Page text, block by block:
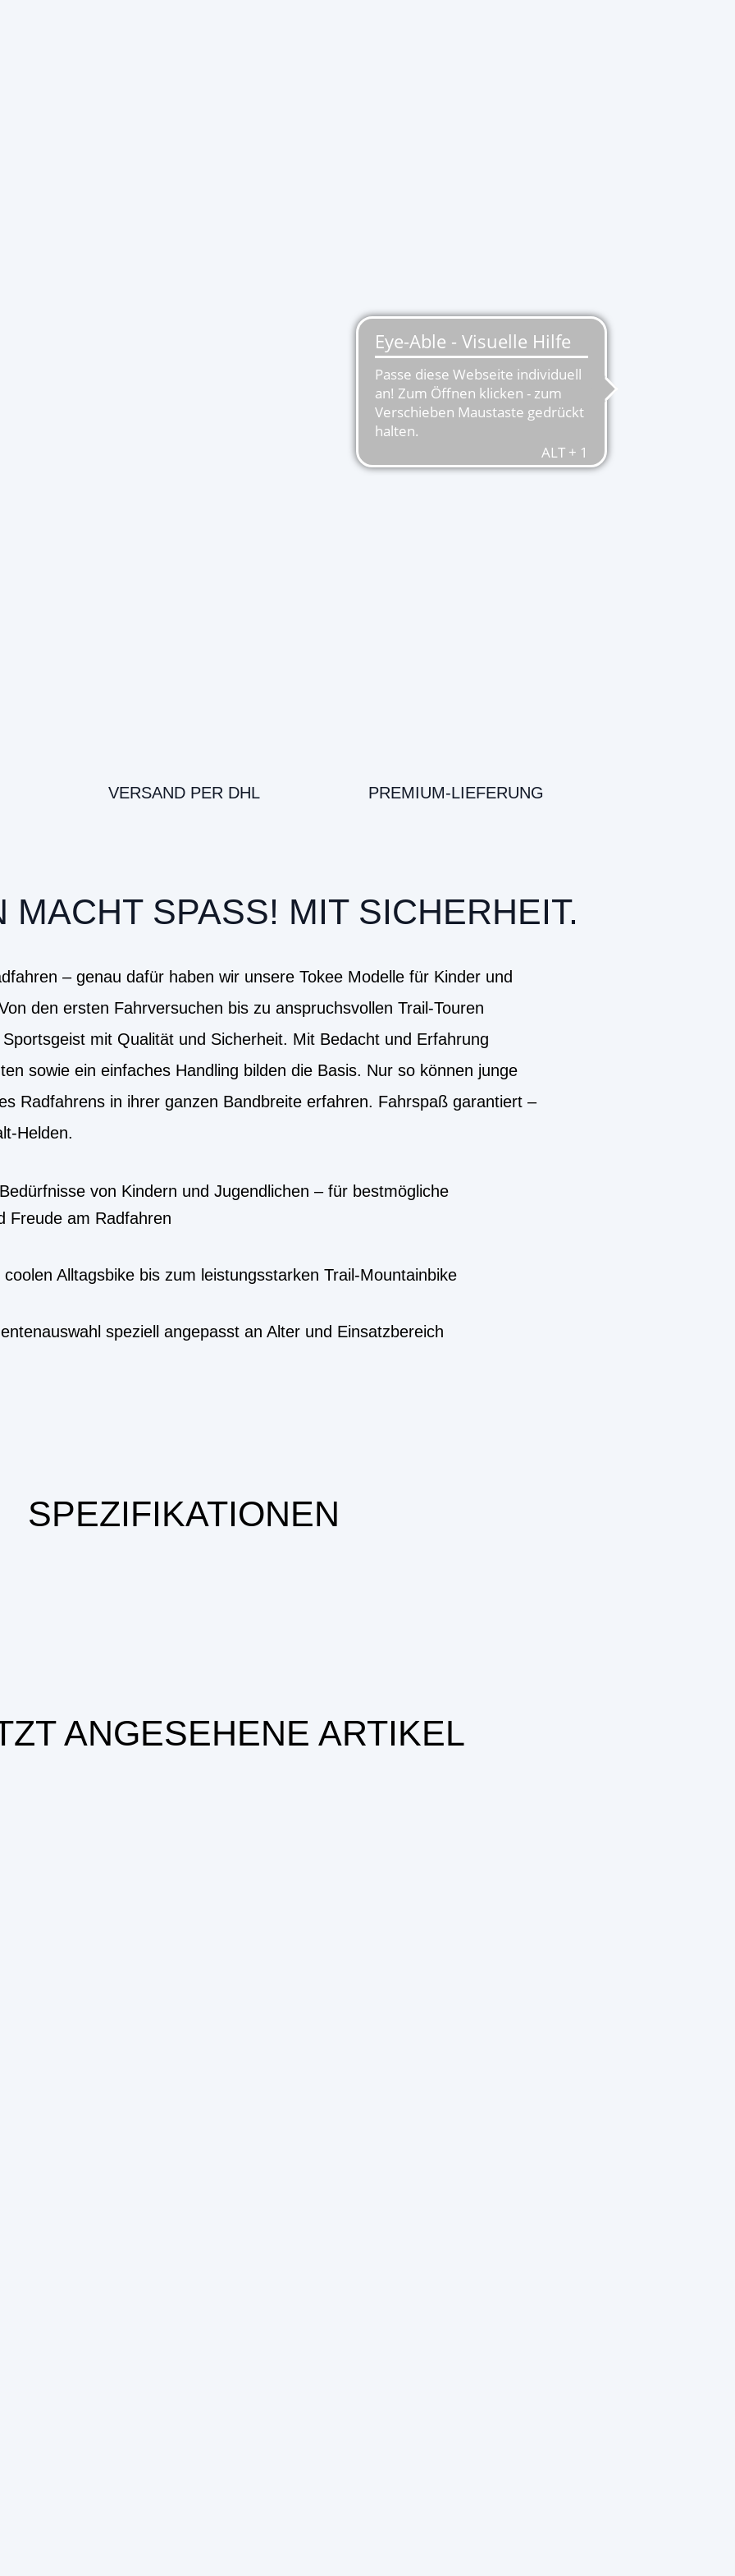
VERSAND PER DHL PREMIUM-LIEFERUNG
MACHT SPASS! MIT SICHERHEIT.
– genau dafür haben wir unsere Tokee Modelle für Kinder und
den ersten Fahrversuchen bis zu anspruchsvollen Trail-Touren
mit Qualität und Sicherheit. Mit Bedacht und Erfahrung
sowie ein einfaches Handling bilden die Basis. Nur so können junge
Radfahrens in ihrer ganzen Bandbreite erfahren. Fahrspaß garantiert –
Helden.
von Kindern und Jugendlichen – für bestmögliche
Freude am Radfahren
Alltagsbike bis zum leistungsstarken Trail-Mountainbike
speziell angepasst an Alter und Einsatzbereich
SPEZIFIKATIONEN
ANGESEHENE ARTIKEL